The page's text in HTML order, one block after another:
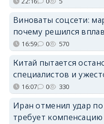
Виноваты соцсети:
почему решился
16:59 0 570
Китай пытается
специалистов и
16:07 0 330
Иран отменил удар
требует компенсацию